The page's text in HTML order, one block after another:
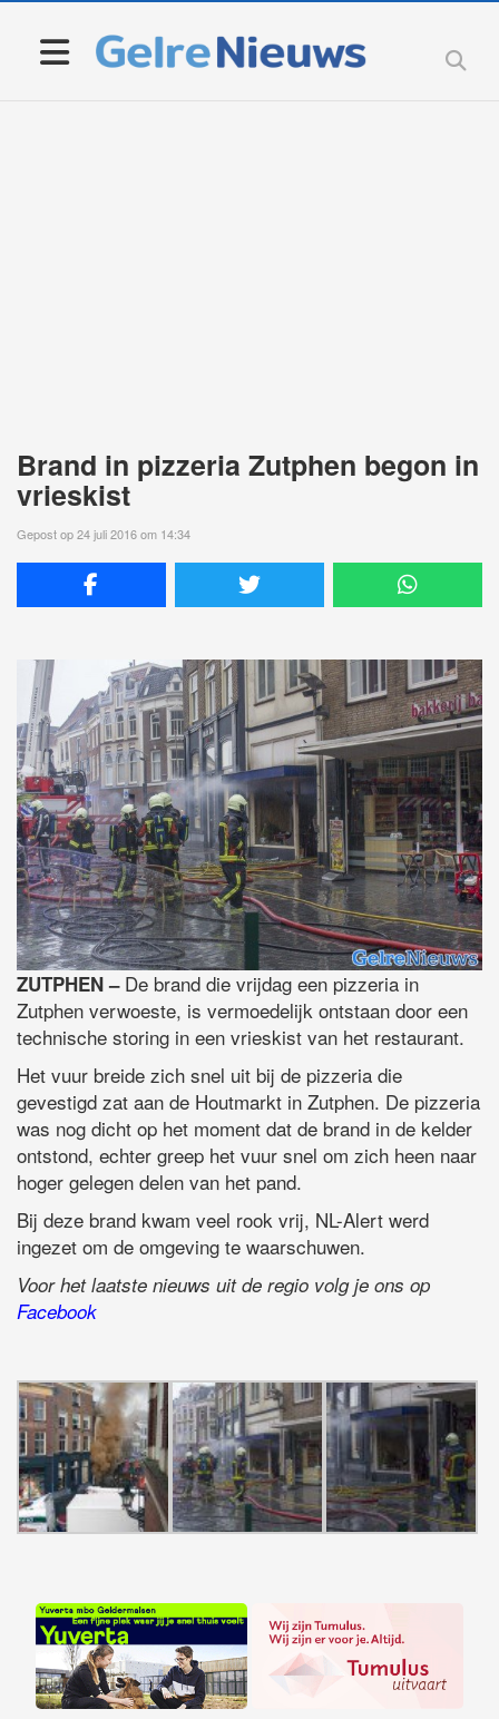
Brand in pizzeria Zutphen begon in
vrieskist
Gepost op 24 juli 2016 om 14:34
ZUTPHEN –De brand die vrijdag een pizzeria in
Zutphen verwoeste, is vermoedelijk ontstaan door een
technische storing in een vrieskist van het restaurant.
Het vuur breide zich snel uit bij de pizzeria die
gevestigd zat aan de Houtmarkt in Zutphen. De pizzeria
was nog dicht op het moment dat de brand in de kelder
ontstond, echter greep het vuur snel om zich heen naar
hoger gelegen delen van het pand.
Bij deze brand kwam veel rook vrij, NL-Alert werd
ingezet om de omgeving te waarschuwen.
Voor het laatste nieuws uit de regio volg je ons op
Facebook